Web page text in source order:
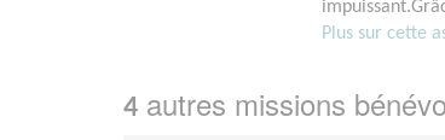
Plus sur cette
4 autres missions